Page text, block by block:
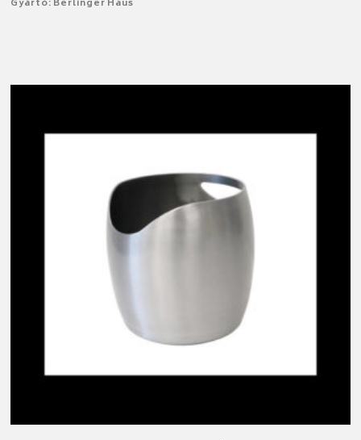
Gyártó: Berlinger Haus